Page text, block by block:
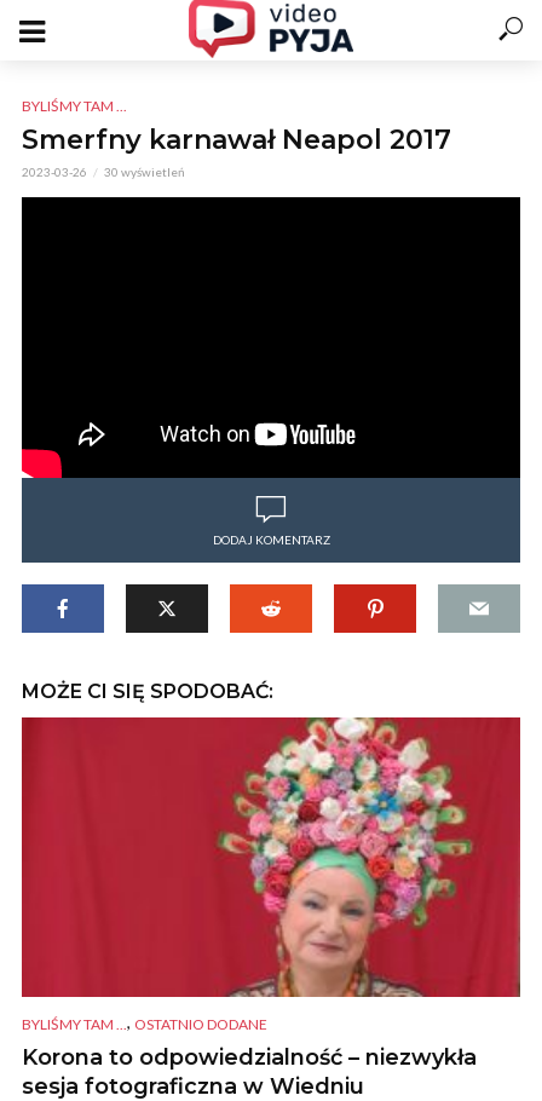
BYLIŚMY TAM ...
Smerfny karnawał Neapol 2017
2023-03-26 30 wyświetleń
DODAJ KOMENTARZ
MOŻE CI SIĘ SPODOBAĆ:
BYLIŚMY TAM ... , OSTATNIO DODANE
Korona to odpowiedzialność – niezwykła
sesja fotograficzna w Wiedniu